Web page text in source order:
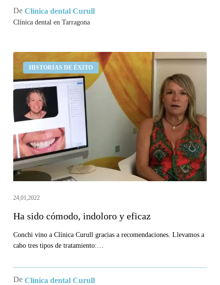
De Clínica dental Curull
Clínica dental en Tarragona
HISTORIAS DE ÉXITO
sido
cómodo,
indoloro
y
24,01,2022
Ha sido cómodo, indoloro y eficaz
Conchi vino a Clínica Curull gracias a recomendaciones. Llevamos a
cabo tres tipos de tratamiento:…
De Clínica dental Curull